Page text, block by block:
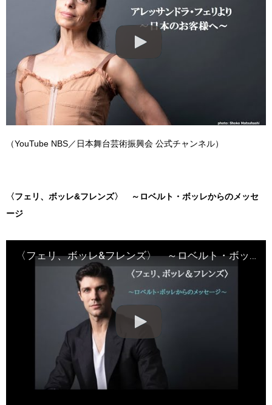
（YouTube NBS／日本舞台芸術振興会 公式チャンネル）
〈フェリ、ボッレ&フレンズ〉 ～ロベルト・ボッレからのメッセ
ージ
〈フェリ、ボッレ&フレンズ〉 ～ロベルト・ボッレからのメッセージ